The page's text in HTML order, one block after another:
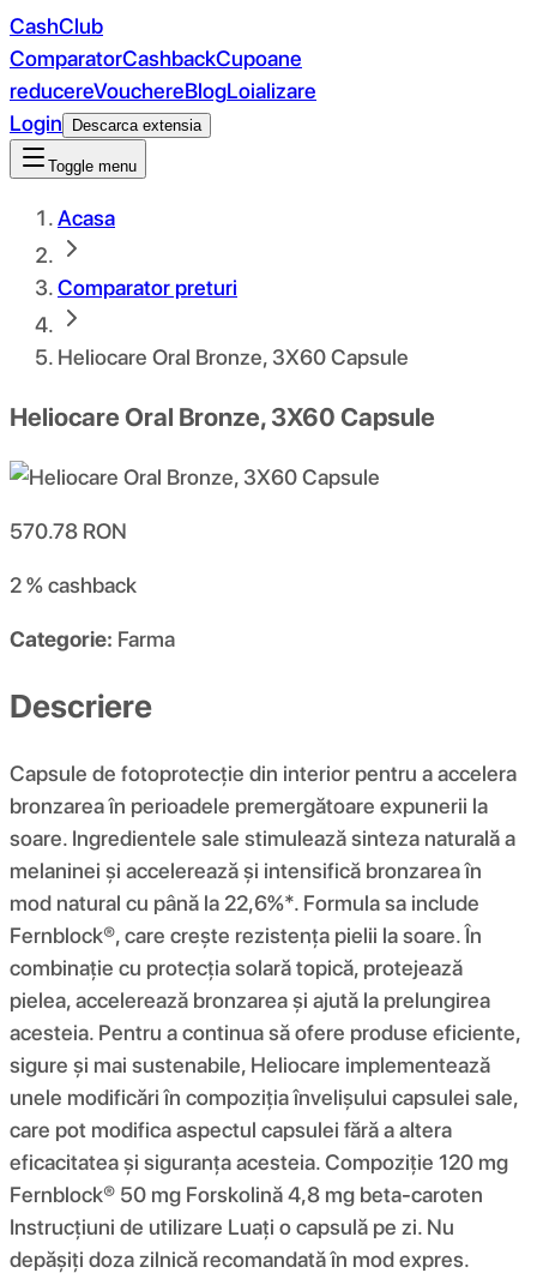
CashClub
ComparatorCashbackCupoane
reducereVouchereBlogLoializare
Login
Descarca extensia
Toggle menu
Acasa
Comparator preturi
Heliocare Oral Bronze, 3X60 Capsule
Heliocare Oral Bronze, 3X60 Capsule
570.78 RON
2 %cashback
Categorie: Farma
Descriere
Capsule de fotoprotecție din interior pentru a accelera
bronzarea în perioadele premergătoare expunerii la
soare. Ingredientele sale stimulează sinteza naturală a
melaninei și accelerează și intensifică bronzarea în
mod natural cu până la 22,6%*. Formula sa include
Fernblock®, care crește rezistența pielii la soare. În
combinație cu protecția solară topică, protejează
pielea, accelerează bronzarea și ajută la prelungirea
acesteia. Pentru a continua să ofere produse eficiente,
sigure și mai sustenabile, Heliocare implementează
unele modificări în compoziția învelișului capsulei sale,
care pot modifica aspectul capsulei fără a altera
eficacitatea și siguranța acesteia. Compoziţie 120 mg
Fernblock® 50 mg Forskolină 4,8 mg beta-caroten
Instrucțiuni de utilizare Luați o capsulă pe zi. Nu
depășiți doza zilnică recomandată în mod expres.